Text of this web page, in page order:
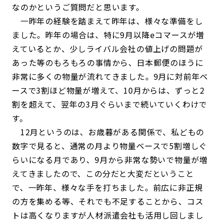
なのかというご質問だと思います。
一昨年の経験を踏まえて昨年は、様々な準備をし
ました。昨年の場合は、特に9月以降eコマースが増
えているとか、少しライバル会社の値上げの問題が
あった等のもろもろの事情から、日本郵便のほうに
非常に多くの物量が流れてきました。9月に対前年ベ
ースで3割ほど物量が増えて、10月からは、ずっと2
割を超えて、翌年の3月ぐらいまで続いていくわけで
す。
12月というのは、お歳暮がある関係で、私どもの
数字で見ると、通常の月より物量ベースで5割増しぐ
らいになる月であり、9月から非常な勢いで物量が増
えてきましたので、この分だと大変だということ
で、一昨年、様々な手を打ちました。前広に非正規
の方を集める等、それでも不足することから、コス
トは高くなりますが人材派遣会社も活用し回しまし